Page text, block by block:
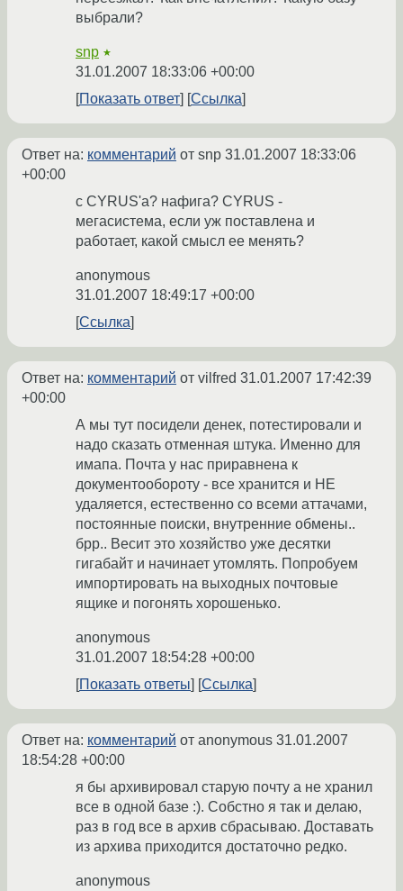
выбрали?
snp ★
31.01.2007 18:33:06 +00:00
Показать ответ
Ссылка
Ответ на: комментарий от snp 31.01.2007 18:33:06
+00:00
c CYRUS'a? нафига? CYRUS -
мегасистема, если уж поставлена и
работает, какой смысл ее менять?
anonymous
31.01.2007 18:49:17 +00:00
Ссылка
Ответ на: комментарий от vilfred 31.01.2007 17:42:39
+00:00
А мы тут посидели денек, потестировали и
надо сказать отменная штука. Именно для
имапа. Почта у нас приравнена к
документообороту - все хранится и НЕ
удаляется, естественно со всеми аттачами,
постоянные поиски, внутренние обмены..
брр.. Весит это хозяйство уже десятки
гигабайт и начинает утомлять. Попробуем
импортировать на выходных почтовые
ящике и погонять хорошенько.
anonymous
31.01.2007 18:54:28 +00:00
Показать ответы
Ссылка
Ответ на: комментарий от anonymous 31.01.2007
18:54:28 +00:00
я бы архивировал старую почту а не хранил
все в одной базе :). Собстно я так и делаю,
раз в год все в архив сбрасываю. Доставать
из архива приходится достаточно редко.
anonymous